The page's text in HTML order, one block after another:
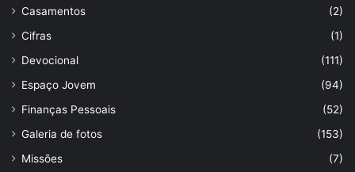
Casamentos
(2)
Cifras
(1)
Devocional
(111)
Espaço Jovem
(94)
Finanças Pessoais
(52)
Galeria de fotos
(153)
Missões
(7)